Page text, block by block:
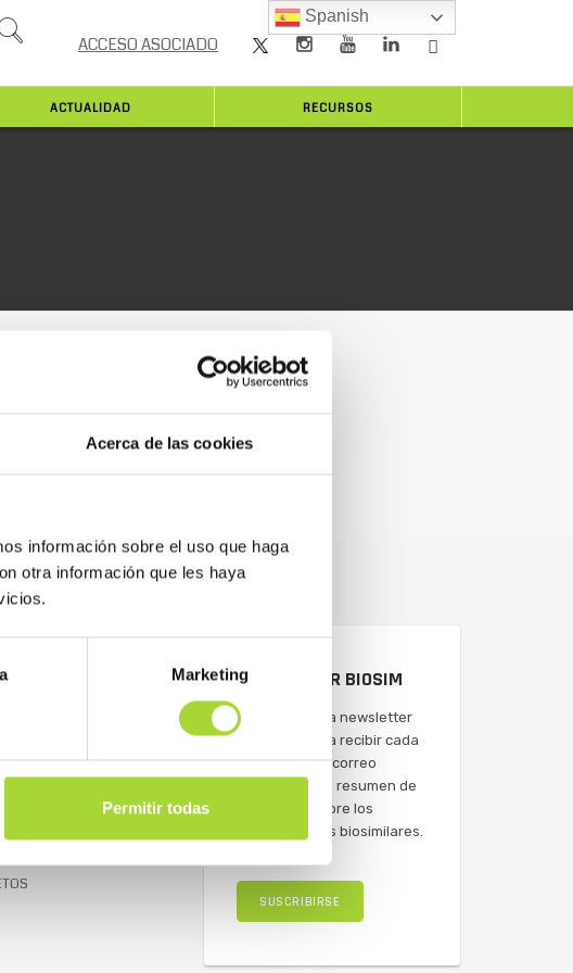
Acerca de las cookies
información sobre el uso que haga
otra información que les haya
Marketing
Permitir todas
ACTUALIDAD RECURSOS
ACCESO ASOCIADO
NEWSLETTER BIOSIM
Suscríbete a la newsletter
de BioSim para recibir cada
semana en tu correo
electrónico un resumen de
actualidad sobre los
medicamentos biosimilares.
SUSCRIBIRSE
Spanish